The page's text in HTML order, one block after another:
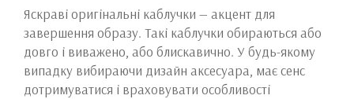
Яскраві оригінальні каблучки — акцент для
завершення образу. Такі каблучки обираються або
довго і виважено, або блискавично. У будь-якому
випадку вибираючи дизайн аксесуара, має сенс
дотримуватися і враховувати особливості